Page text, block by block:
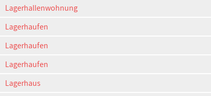
Lagerhallenwohnung
Lagerhaufen
Lagerhaufen
Lagerhaufen
Lagerhaus